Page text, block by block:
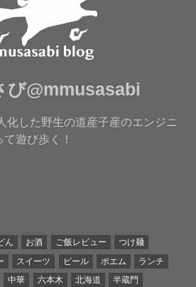
び@mmusasabi
化した野生の道産子産のエンジニ
遊び歩く！
ん お酒 ご飯レビュー
つけ麺
スイーツ ビール ポエム
ランチ
中華 六本木 北海道
半蔵門